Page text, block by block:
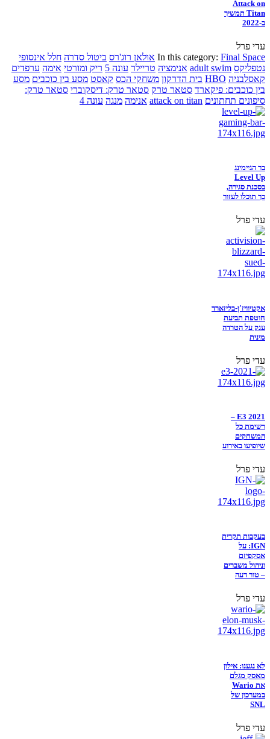
Attack on
Titan תמשיך
ב-2022
עדי פרל
In this category: Final Space אולאן רוג'רס ביטול סדרה חלל אינסופי
נטפליקס adult swim אנימציה טריילר עונה 5 ריק ומורטי אימה ערפדים
קאסלבניה HBO בית הדרקון משחקי הכס קאסט מסע בין כוכבים מסע
בין כוכבים: פיקארד סטאר טרק סטאר טרק: דיסקוברי סטאר טרק:
סיפונים תחתונים attack on titan אנימה מנגה עונה 4
בר הגיימינג
Level Up
בסכנת סגירה,
כך תוכלו לעזור
עדי פרל
אקטיוויז'ן-בליזארד
חוטפת תביעת
ענק על הטרדה
מינית
עדי פרל
E3 2021 –
רשימת כל
המשחקים
שיופיעו באירוע
עדי פרל
בעקבות תקרית
IGN: על
אסקפיזם
וניהול משברים
– טור דעה
עדי פרל
לא נגענו: אילון
מאסק מגלם
את Wario
במערכון של
SNL
עדי פרל